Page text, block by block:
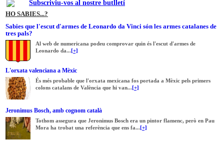
Subscriviu-vos al nostre butlletí
HO SABIES...?
Sabies que l'escut d'armes de Leonardo da Vinci són les armes catalanes de
tres pals?
Al web de numericana podeu comprovar quin és l'escut d'armes de
Leonardo da...[+]
L'orxata valenciana a Mèxic
És més probable que l'orxata mexicana fos portada a Mèxic pels primers
colons catalans de València que hi van...[+]
Jeronimus Bosch, amb cognom català
Tothom assegura que Jeronimus Bosch era un pintor flamenc, però en Pau
Mora ha trobat una referència que ens fa...[+]